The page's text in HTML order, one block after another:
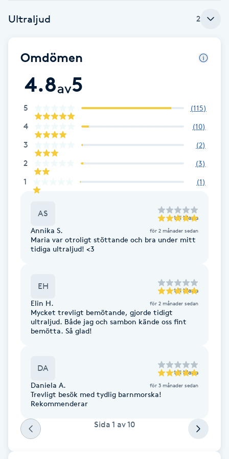
Babylights
Bambumassage
Barber
Barnklippning
BIAB
Blowout
Bottenfärg
Brynformning
Brynplockning
Bröllopsuppsättning
Coachning
Color correction
Ultraljud 2
Omdömen
4.8av5
5 (115)
4 (10)
3 (2)
2 (3)
1 (1)
AS till Maria
Annika S. för 2 månader sedan
Maria var otroligt stöttande och bra under mitt
tidiga ultraljud! <3
EH till Maria
Elin H. för 2 månader sedan
Mycket trevligt bemötande, gjorde tidigt
ultraljud. Både jag och sambon kände oss fint
bemötta. Så glad!
DA till Maria
Daniela A. för 3 månader sedan
Trevligt besök med tydlig barnmorska!
Rekommenderar
Sida 1 av10